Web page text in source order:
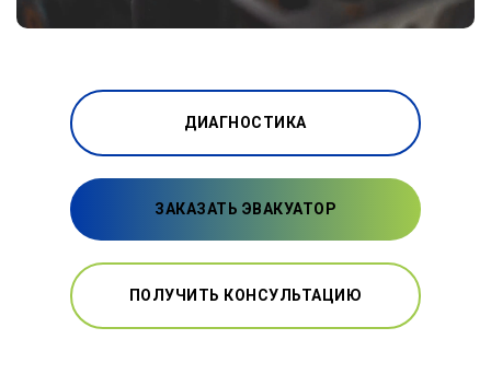
ДИАГНОСТИКА
ЗАКАЗАТЬ ЭВАКУАТОР
ПОЛУЧИТЬ КОНСУЛЬТАЦИЮ